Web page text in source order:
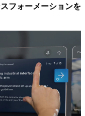
フォーメーションを